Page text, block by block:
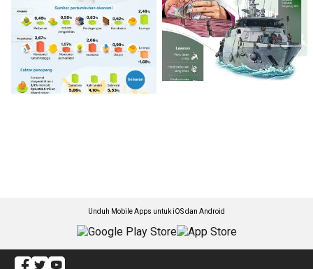
Unduh Mobile Apps untuk iOS dan Android